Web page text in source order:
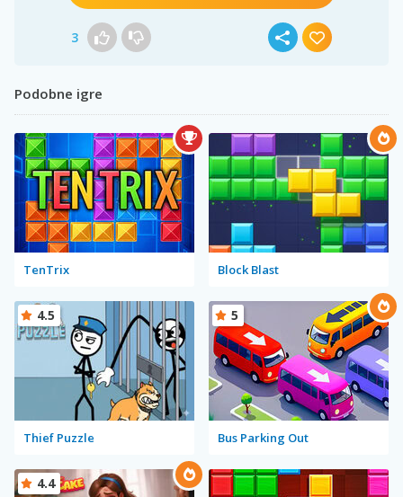
3
Podobne igre
TenTrix Block Blast
Thief Puzzle
4.5
Bus Parking Out
5
4.4